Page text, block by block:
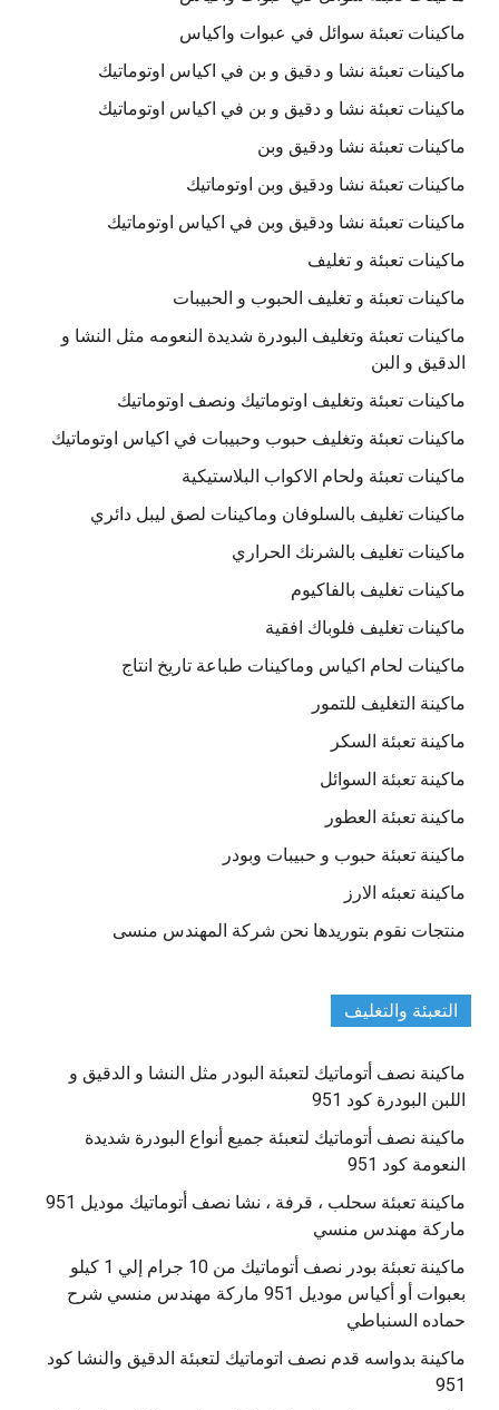
ماكينات تعبئة سوائل في عبوات واكياس
ماكينات تعبئة نشا و دقيق و بن في اكياس اوتوماتيك
ماكينات تعبئة نشا و دقيق و بن في اكياس اوتوماتيك
ماكينات تعبئة نشا ودقيق وبن
ماكينات تعبئة نشا ودقيق وبن اوتوماتيك
ماكينات تعبئة نشا ودقيق وبن في اكياس اوتوماتيك
ماكينات تعبئة و تغليف
ماكينات تعبئة و تغليف الحبوب و الحبيبات
ماكينات تعبئة وتغليف البودرة شديدة النعومه مثل النشا و
الدقيق و البن
ماكينات تعبئة وتغليف اوتوماتيك ونصف اوتوماتيك
ماكينات تعبئة وتغليف حبوب وحبيبات في اكياس اوتوماتيك
ماكينات تعبئة ولحام الاكواب البلاستيكية
ماكينات تغليف بالسلوفان وماكينات لصق ليبل دائري
ماكينات تغليف بالشرنك الحراري
ماكينات تغليف بالفاكيوم
ماكينات تغليف فلوباك افقية
ماكينات لحام اكياس وماكينات طباعة تاريخ انتاج
ماكينة التغليف للتمور
ماكينة تعبئة السكر
ماكينة تعبئة السوائل
ماكينة تعبئة العطور
ماكينة تعبئة حبوب و حبيبات وبودر
ماكينة تعبئه الارز
منتجات نقوم بتوريدها نحن شركة المهندس منسى
التعبئة والتغليف
ماكينة نصف أتوماتيك لتعبئة البودر مثل النشا و الدقيق و
اللبن البودرة كود 951
ماكينة نصف أتوماتيك لتعبئة جميع أنواع البودرة شديدة
النعومة كود 951
ماكينة تعبئة سحلب ، قرفة ، نشا نصف أتوماتيك موديل 951
ماركة مهندس منسي
ماكينة تعبئة بودر نصف أتوماتيك من 10 جرام إلي 1 كيلو
بعبوات أو أكياس موديل 951 ماركة مهندس منسي شرح
حماده السنباطي
ماكينة بدواسه قدم نصف اتوماتيك لتعبئة الدقيق والنشا كود
951